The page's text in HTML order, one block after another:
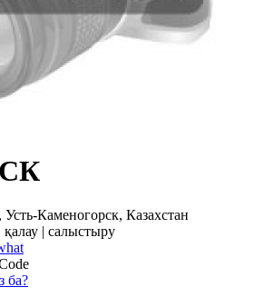
Каменогорск, Казахстан
қалау | салыстыру
ба?